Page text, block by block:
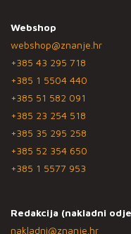
Webshop
webshop@znanje.hr
+385 43 295 718
+385 1 5504 440
+385 51 582 091
+385 23 254 518
+385 35 295 258
+385 52 354 650
+385 1 5577 953
Redakcija (nakladni
nakladni@znanje.hr